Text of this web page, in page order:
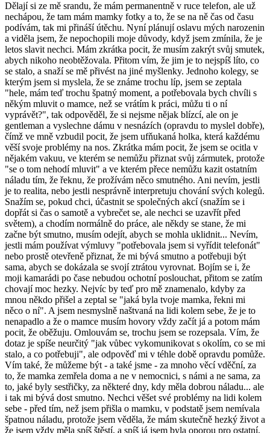
Dělají si ze mě srandu, že mám permanentně v ruce telefon, ale už
nechápou, že tam mám mamky fotky a to, že se na ně čas od času
podívám, tak mi přináší útěchu. Nyní plánují oslavu mých narozenin
a viděla jsem, že nepochopili moje důvody, když jsem zmínila, že je
letos slavit nechci. Mám zkrátka pocit, že musím zakrýt svůj smutek,
abych nikoho neobtěžovala. Přitom vím, že jim je to nejspíš líto, co
se stalo, a snaží se mě přivést na jiné myšlenky. Jednoho kolegy, se
kterým jsem si myslela, že se známe trochu líp, jsem se zeptala
"hele, mám teď trochu špatný moment, a potřebovala bych chvíli s
někým mluvit o mamce, než se vrátím k práci, můžu ti o ní
vyprávět?", tak odpověděl, že si nejsme nějak blízcí, ale on je
gentleman a vyslechne dámu v nesnázích (opravdu to myslel dobře),
čímž ve mně vzbudil pocit, že jsem ufňukaná holka, která každému
věší svoje problémy na nos. Zkrátka mám pocit, že jsem se ocitla v
nějakém vakuu, ve kterém se nemůžu přiznat svůj zármutek, protože
"se o tom nehodí mluvit" a ve kterém přece nemůžu kazit ostatním
náladu tím, že řeknu, že prožívám něco smutného. Ani nevím, jestli
je to realita, nebo jestli nesprávně interpretuju chování svých kolegů.
Snažím se, pokud chci, účastnit se společných akcí (snažím se i
dopřát si čas o samotě a vybrečet se, ale nechci se uzavřít před
světem), a chodím normálně do práce, ale někdy se stane, že mi
začne být smutno, musím odejít, abych se mohla uklidnit... Nevím,
jestli mám používat výmluvy "potřebovala jsem si vyřídit telefonát"
nebo prostě otevřeně přiznat, že mi bývá smutno a potřebuji být
sama, abych se dokázala se svojí ztrátou vyrovnat. Bojím se i, že
moji kamarádi po čase nebudou ochotní poslouchat, přitom se zatím
chovají moc hezky. Nejvíc by teď pro mě znamenalo, kdyby za
mnou někdo přišel a zeptal se "jaká byla tvoje mamka, řekni mi
něco o ní". A jsem nesmyslně naštvaná na lidi kolem sebe, že je to
nenapadlo a že o mamce musím hovory vždy začít já a potom mám
pocit, že oběžuju. Omlouvám se, trochu jsem se rozepsala. Vím, že
dotaz je spíše neurčitý "jak vůbec vykomunikovat s okolím, co se mi
stalo, a co potřebuji", ale odpověď mi v téhle době opravdu pomůže.
Vím také, že můžeme být - a také jsme - za mnoho věcí vděční, za
to, že mamka zemřela doma a ne v nemocnici, s námi a ne sama, za
to, jaké byly sestřičky, za některé dny, kdy měla dobrou náladu... ale
i tak mi bývá dost smutno. Nechci věšet své problémy na lidi kolem
sebe - před tím, než jsem přišla o mamku, v podstatě jsem nemívala
špatnou náladu, protože jsem věděla, že mám skutečně hezký život a
že jsem vždy měla spíš štěstí, a spíš já jsem byla oporou pro ostatní,